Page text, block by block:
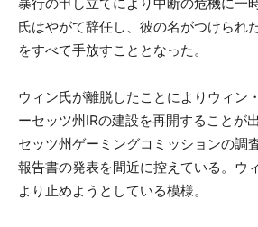
氏はやがて辞任し、彼の名がつけられ
をすべて手放すこととなった。
ウィン氏が離脱したことによりウィン
ーセッツ州IRの建設を再開することが
セッツ州ゲーミングコミッションの調
報告書の発表を間近に控えている。ウ
より止めようとしている模様。